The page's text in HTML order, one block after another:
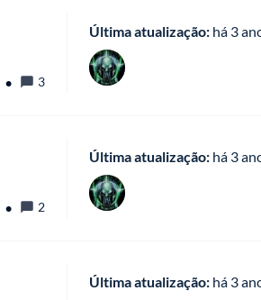
• 3
Última atualização: há 3
• 2
Última atualização: há 3
Última atualização: há 3